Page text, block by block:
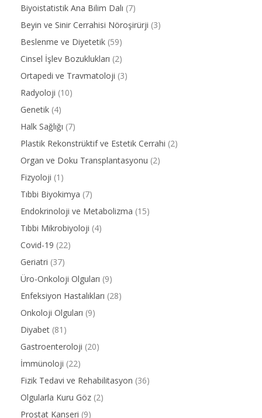
Biyoistatistik Ana Bilim Dalı (7)
Beyin ve Sinir Cerrahisi Nöroşirürji (3)
Beslenme ve Diyetetik (59)
Cinsel İşlev Bozuklukları (2)
Ortapedi ve Travmatoloji (3)
Radyoloji (10)
Genetik (4)
Halk Sağlığı (7)
Plastik Rekonstrüktif ve Estetik Cerrahi (2)
Organ ve Doku Transplantasyonu (2)
Fizyoloji (1)
Tıbbi Biyokimya (7)
Endokrinoloji ve Metabolizma (15)
Tıbbi Mikrobiyoloji (4)
Covid-19 (22)
Geriatri (37)
Üro-Onkoloji Olguları (9)
Enfeksiyon Hastalıkları (28)
Onkoloji Olguları (9)
Diyabet (81)
Gastroenteroloji (20)
İmmünoloji (22)
Fizik Tedavi ve Rehabilitasyon (36)
Olgularla Kuru Göz (2)
Prostat Kanseri (9)